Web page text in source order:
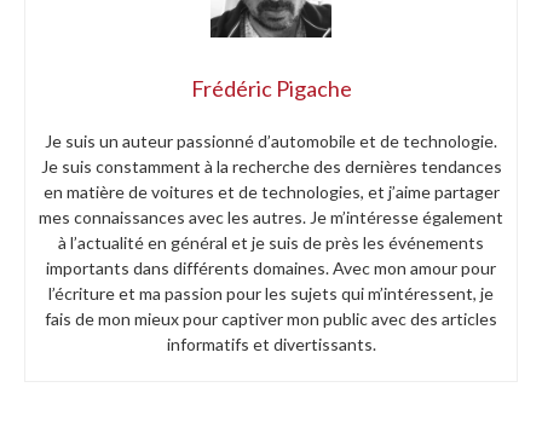
Frédéric Pigache
Je suis un auteur passionné d’automobile et de technologie.
Je suis constamment à la recherche des dernières tendances
en matière de voitures et de technologies, et j’aime partager
mes connaissances avec les autres. Je m’intéresse également
à l’actualité en général et je suis de près les événements
importants dans différents domaines. Avec mon amour pour
l’écriture et ma passion pour les sujets qui m’intéressent, je
fais de mon mieux pour captiver mon public avec des articles
informatifs et divertissants.